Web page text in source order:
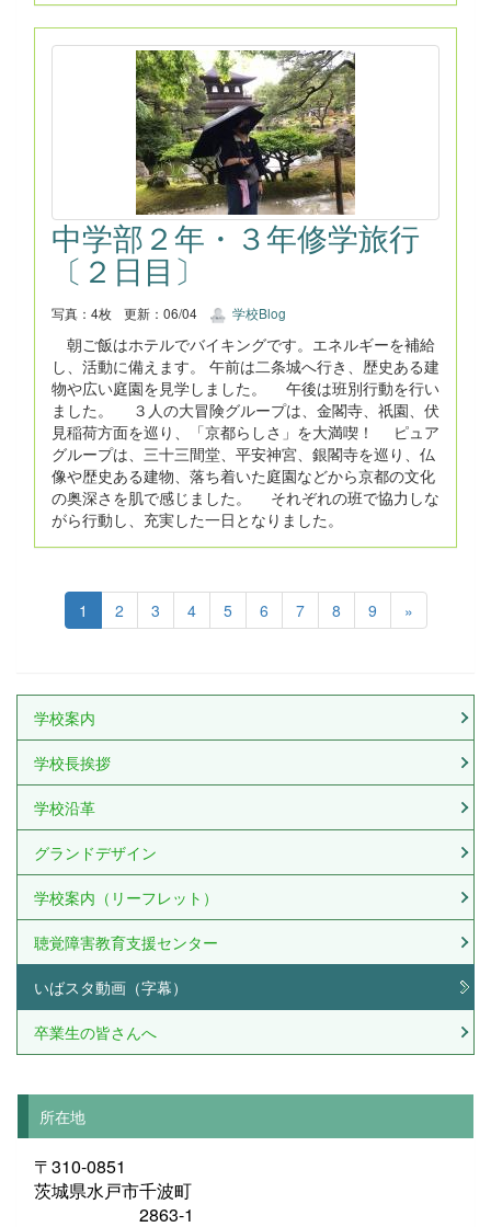
中学部２年・３年修学旅行
〔２日目〕
写真：4枚 更新：06/04 学校Blog
朝ご飯はホテルでバイキングです。エネルギーを補給
し、活動に備えます。 午前は二条城へ行き、歴史ある建
物や広い庭園を見学しました。 午後は班別行動を行い
ました。 ３人の大冒険グループは、金閣寺、祇園、伏
見稲荷方面を巡り、「京都らしさ」を大満喫！ ピュア
グループは、三十三間堂、平安神宮、銀閣寺を巡り、仏
像や歴史ある建物、落ち着いた庭園などから京都の文化
の奥深さを肌で感じました。 それぞれの班で協力しな
がら行動し、充実した一日となりました。
1 2 3 4 5 6 7 8 9 »
学校案内
学校長挨拶
学校沿革
グランドデザイン
学校案内（リーフレット）
聴覚障害教育支援センター
いばスタ動画（字幕）
卒業生の皆さんへ
所在地
〒310-0851
茨城県水戸市千波町
2863-1